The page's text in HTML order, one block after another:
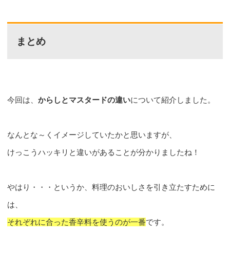
まとめ
今回は、からしとマスタードの違いについて紹介しました。
なんとな～くイメージしていたかと思いますが、
けっこうハッキリと違いがあることが分かりましたね！
やはり・・・というか、料理のおいしさを引き立たすために
は、
それぞれに合った香辛料を使うのが一番です。